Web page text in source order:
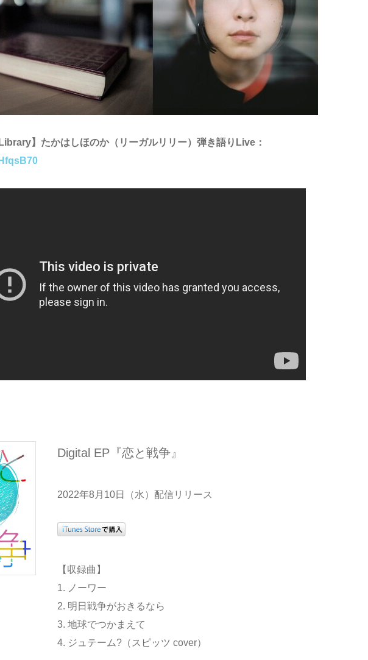
】たかはしほのか（リーガルリリー）弾き語りLive：
Digital EP『恋と戦争』
2022年8月10日（水）配信リリース
【収録曲】
1. ノーワー
2. 明日戦争がおきるなら
3. 地球でつかまえて
4. ジュテーム?（スピッツ cover）